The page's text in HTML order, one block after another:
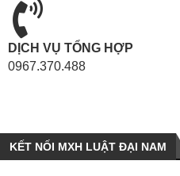
DỊCH VỤ TỔNG HỢP
0967.370.488
KẾT NỐI MXH LUẬT ĐẠI NAM